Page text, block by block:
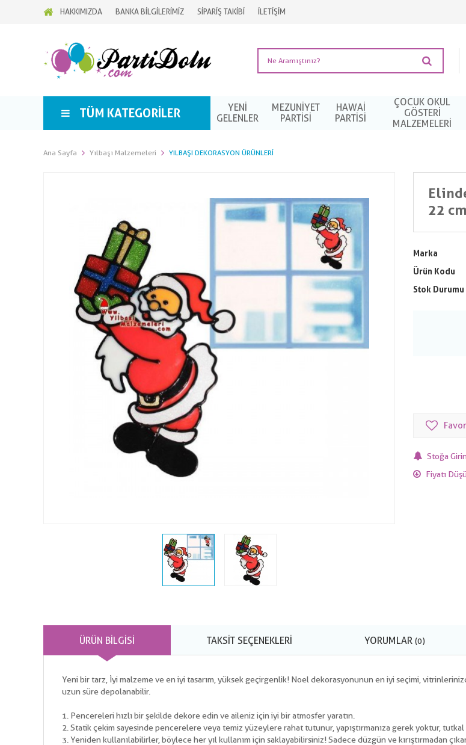
HAKKIMIZDA BANKA BİLGİLERİMİZ SİPARİŞ TAKİBİ İLETİŞİM
TÜM KATEGORILER
YENİ
GELENLER
MEZUNIYET
PARTISI
HAWAI
PARTISI
ÇOCUK OKUL
GÖSTERİ
MALZEMELERİ
Ana Sayfa Yılbaşı Malzemeleri YILBAŞI DEKORASYON ÜRÜNLERI
22 cm
Marka
Ürün Kodu
Stok Durumu
Stoğa
Fiyatı
ÜRÜN BILGISI TAKSIT SEÇENEKLERI YORUMLAR (0)
Yeni bir tarz, İyi malzeme ve en iyi tasarım, yüksek geçirgenlik! Noel dekorasyonunun en iyi seçimi,
uzun süre depolanabilir.
1. Pencereleri hızlı bir şekilde dekore edin ve aileniz için iyi bir atmosfer yaratın.
2. Statik çekim sayesinde pencerelere veya temiz yüzeylere rahat tutunur, yapıştırmanıza gerek yoktur, tutkal
3. Yeniden kullanılabilirler, böylece her yıl kullanım için saklayabilirsiniz! Sadece düzgün ve kırıştırmadan